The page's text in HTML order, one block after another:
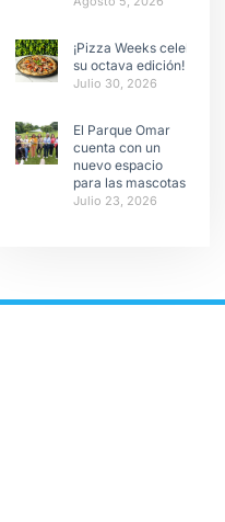
¡Pizza Weeks celebra
su octava edición!
Julio 30, 2026
El Parque Omar
cuenta con un
nuevo espacio
para las mascotas
Julio 23, 2026